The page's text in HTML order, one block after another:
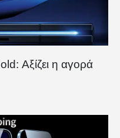
Αξίζει η αγορά